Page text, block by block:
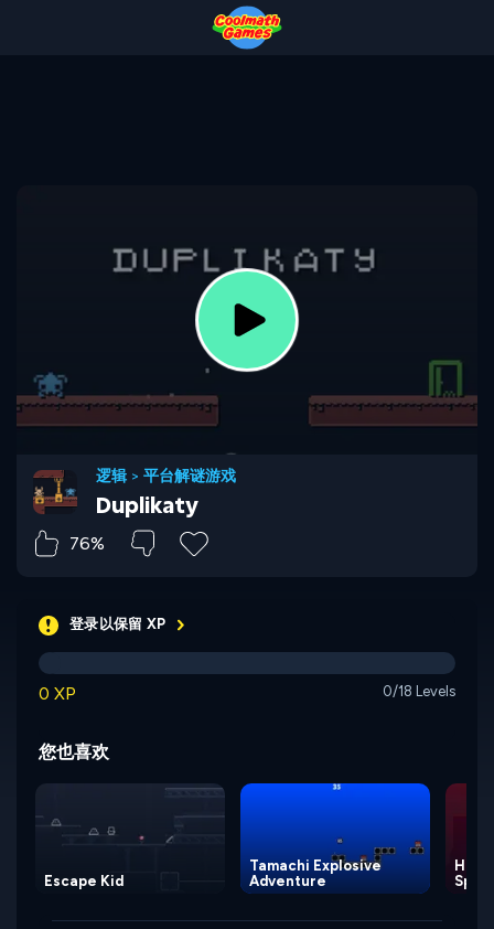
逻辑 > 平台解谜游戏
Duplikaty
76%
登录以保留 XP
0 XP 0/18 Levels
您也喜欢
Spell!
Escape Kid
Tamachi Explosive
Adventure